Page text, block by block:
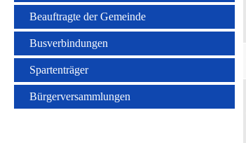
Beauftragte der Gemeinde
Busverbindungen
Spartenträger
Bürgerversammlungen